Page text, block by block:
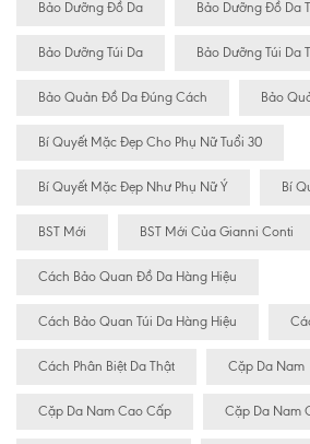
Bảo Dưỡng Đồ Da Bảo Dưỡng Đồ Da
Bảo Dưỡng Túi Da Bảo Dưỡng Túi Da
Bảo Quản Đồ Da Đúng Cách Bảo
Bí Quyết Mặc Đẹp Cho Phụ Nữ Tuổi 30
Bí Quyết Mặc Đẹp Như Phụ Nữ Ý Bí
BST Mới BST Mới Của Gianni Conti
Cách Bảo Quan Đồ Da Hàng Hiệu
Cách Bảo Quan Túi Da Hàng Hiệu
Cách Phân Biệt Da Thật Cặp Da Nam
Cặp Da Nam Cao Cấp Cặp Da Nam